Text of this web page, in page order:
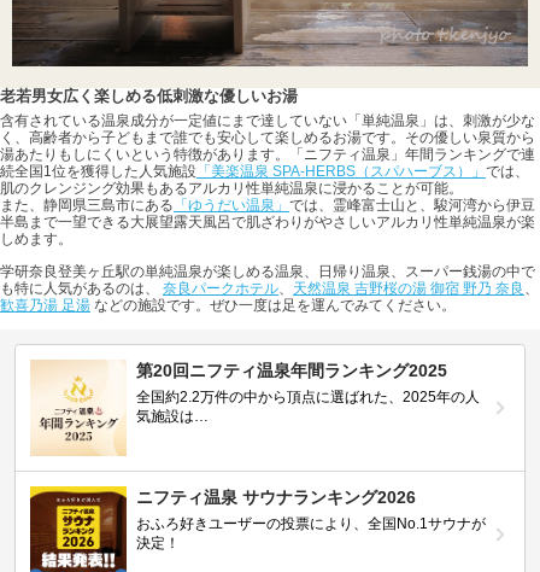
老若男女広く楽しめる低刺激な優しいお湯
含有されている温泉成分が一定値にまで達していない「単純温泉」は、刺激が少な
く、高齢者から子どもまで誰でも安心して楽しめるお湯です。その優しい泉質から
湯あたりもしにくいという特徴があります。「ニフティ温泉」年間ランキングで連
続全国1位を獲得した人気施設 「美楽温泉 SPA-HERBS（スパハーブス）」 では、
肌のクレンジング効果もあるアルカリ性単純温泉に浸かることが可能。
また、静岡県三島市にある 「ゆうだい温泉」 では、霊峰富士山と、駿河湾から伊豆
半島まで一望できる大展望露天風呂で肌ざわりがやさしいアルカリ性単純温泉が楽
しめます。
学研奈良登美ヶ丘駅の単純温泉が楽しめる温泉、日帰り温泉、スーパー銭湯の中で
も特に人気があるのは、 奈良パークホテル 天然温泉 吉野桜の湯 御宿 野乃 奈良
歓喜乃湯 足湯 などの施設です。ぜひ一度は足を運んでみてください。
第20回ニフティ温泉年間ランキング2025
全国約2.2万件の中から頂点に選ばれた、2025年の人
気施設は…
ニフティ温泉 サウナランキング2026
おふろ好きユーザーの投票により、全国No.1サウナが
決定！